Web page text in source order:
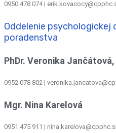
0950 478 074 |
Oddelenie psychologickej
poradenstva
PhDr. Veronika Jančátová,
0952 078 802 |
Mgr. Nina Karelová
0951 475 911 |